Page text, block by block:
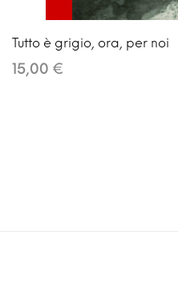
Tutto è grigio, ora, per noi
15,00 €